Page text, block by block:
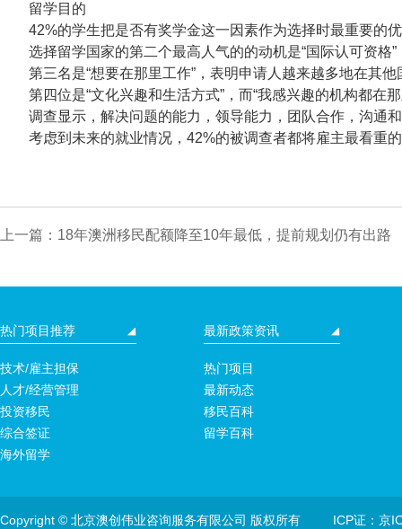
留学目的
42%的学生把是否有奖学金这一因素作为选择时最重要的
选择留学国家的第二个最高人气的的动机是“国际认可资格”
第三名是“想要在那里工作”，表明申请人越来越多地在其他
第四位是“文化兴趣和生活方式”，而“我感兴趣的机构都在那
调查显示，解决问题的能力，领导能力，团队合作，沟通
考虑到未来的就业情况，42%的被调查者都将雇主最看重的
上一篇：18年澳洲移民配额降至10年最低，提前规划仍有出路
热门项目推荐
技术/雇主担保
人才/经营管理
投资移民
综合签证
海外留学
最新政策资讯
热门项目
最新动态
移民百科
留学百科
Copyright © 北京澳创伟业咨询服务有限公司 版权所有 ICP证：京